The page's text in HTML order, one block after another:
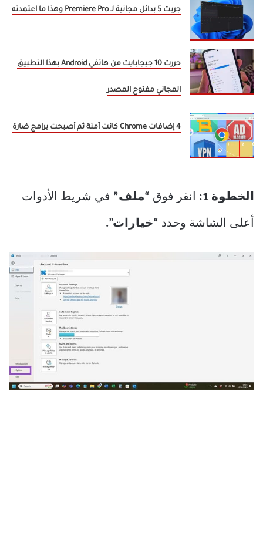
جربت 5 بدائل مجانية لـ Premiere Pro وهذا ما اعتمدته
حررت 10 جيجابايت من هاتفي Android بهذا التطبيق
المجاني مفتوح المصدر
4 إضافات Chrome كانت آمنة ثم أصبحت برامج ضارة
الخطوة 1: انقر فوق “ملف” في شريط الأدوات
أعلى الشاشة وحدد “خيارات”.